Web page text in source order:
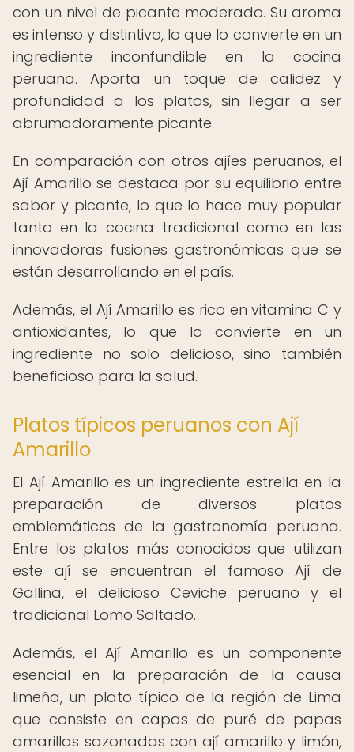
con un nivel de picante moderado. Su aroma
es intenso y distintivo, lo que lo convierte en un
ingrediente inconfundible en la cocina
peruana. Aporta un toque de calidez y
profundidad a los platos, sin llegar a ser
abrumadoramente picante.
En comparación con otros ajíes peruanos, el
Ají Amarillo se destaca por su equilibrio entre
sabor y picante, lo que lo hace muy popular
tanto en la cocina tradicional como en las
innovadoras fusiones gastronómicas que se
están desarrollando en el país.
Además, el Ají Amarillo es rico en vitamina C y
antioxidantes, lo que lo convierte en un
ingrediente no solo delicioso, sino también
beneficioso para la salud.
Platos típicos peruanos con Ají
Amarillo
El Ají Amarillo es un ingrediente estrella en la
preparación de diversos platos
emblemáticos de la gastronomía peruana.
Entre los platos más conocidos que utilizan
este ají se encuentran el famoso Ají de
Gallina, el delicioso Ceviche peruano y el
tradicional Lomo Saltado.
Además, el Ají Amarillo es un componente
esencial en la preparación de la causa
limeña, un plato típico de la región de Lima
que consiste en capas de puré de papas
amarillas sazonadas con ají amarillo y limón,